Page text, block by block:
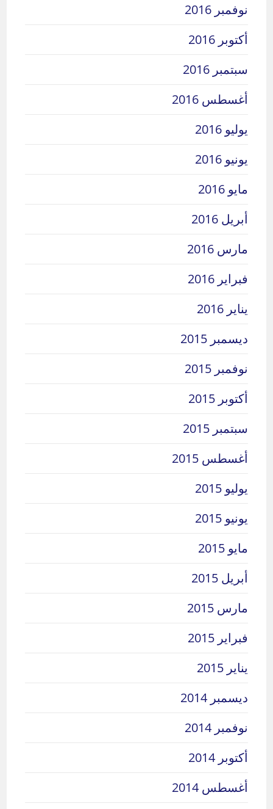
نوفمبر 2016
أكتوبر 2016
سبتمبر 2016
أغسطس 2016
يوليو 2016
يونيو 2016
مايو 2016
أبريل 2016
مارس 2016
فبراير 2016
يناير 2016
ديسمبر 2015
نوفمبر 2015
أكتوبر 2015
سبتمبر 2015
أغسطس 2015
يوليو 2015
يونيو 2015
مايو 2015
أبريل 2015
مارس 2015
فبراير 2015
يناير 2015
ديسمبر 2014
نوفمبر 2014
أكتوبر 2014
أغسطس 2014